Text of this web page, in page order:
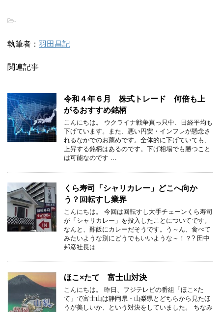
-
執筆者： 羽田昌記
関連記事
令和４年６月 株式トレード 何倍も上
がるおすすめ銘柄
こんにちは。 ウクライナ戦争真っ只中、日経平均も
下げています。また、悪い円安・インフレが懸念さ
れるなかでのお薦めです。全体的に下げていても、
上昇する銘柄はあるのです。下げ相場でも勝つこと
は可能なのです …
くら寿司「シャリカレー」どこへ向か
う？回転すし業界
こんにちは。 今回は回転すし大手チェーンくら寿司
が「シャリカレー」を投入したことについてです。
なんと、酢飯にカレーだそうです。う～ん、食べて
みたいような別にどうでもいいような～！？? 田中
邦彦社長は …
ほこ×たて 富士山対決
こんにちは。 昨日、フジテレビの番組「ほこ×た
て」で富士山は静岡県・山梨県とどちらから見たほ
うが美しいか、という対決をしていました。 ちなみ